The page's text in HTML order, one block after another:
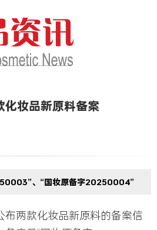
化妆品新原料备案
、“国妆原备字20250004”
布两款化妆品新原料的备案信